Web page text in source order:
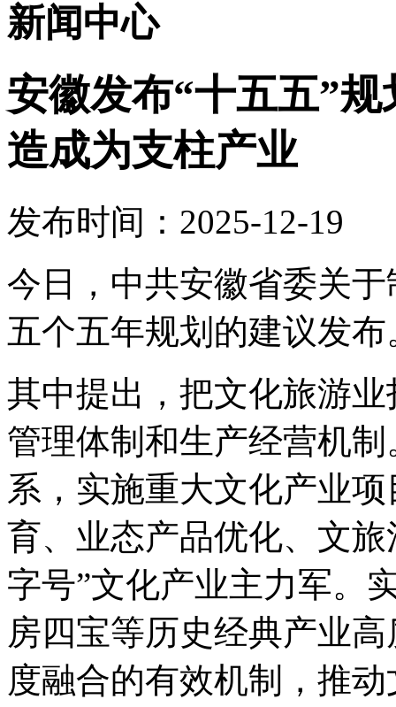
新闻中心
安徽发布“十五五”
造成为支柱产业
发布时间：2025-12-19
今日，中共安徽省委关
五个五年规划的建议发布
其中提出，把文化旅游
管理体制和生产经营机
系，实施重大文化产业
育、业态产品优化、文
字号”文化产业主力军。
房四宝等历史经典产业
度融合的有效机制，推